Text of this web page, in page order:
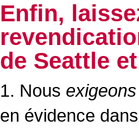
Enfin,
de Seattle
1. Nous
en évidence